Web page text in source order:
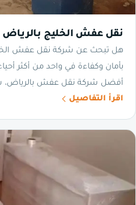
نقل عفش الخليج
هل تبحث عن شركة نقل عفش
بأمان وكفاءة في واحد من أكثر
أفضل شركة نقل عفش بالرياض،
اقرأ التفاصيل